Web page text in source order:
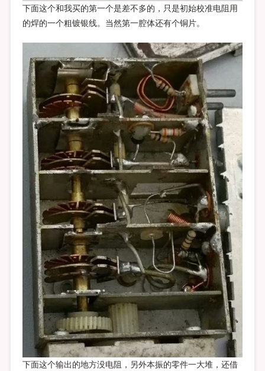
下面这个和我买的第一个是差不多的，只是初始校准电阻用
的焊的一个粗镀银线。当然第一腔体还有个铜片。
下面这个输出的地方没电阻，另外本振的零件一大堆，还借